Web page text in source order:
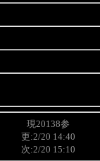
現20138参
更:2/20 14:40
次:2/20 15:10